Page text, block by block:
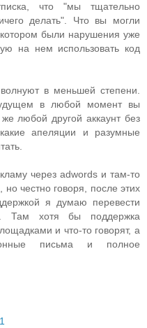
что "мы тщательно
делать". Что вы могли
были нарушения уже
на нем использовать код
в меньшей степени.
в любой момент вы
любой другой аккаунт без
апеляции и разумные
через adwords и там-то
честно говоря, после этих
я думаю перевести
Там хотя бы поддержка
и что-то говорят, а
письма и полное